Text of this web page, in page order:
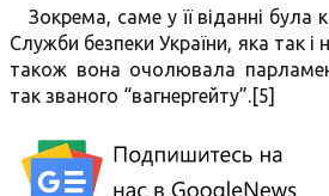
Зокрема, саме у її віданні
Служби безпеки України, яка так і
також вона очолювала
так званого “вагнергейту”.[5]